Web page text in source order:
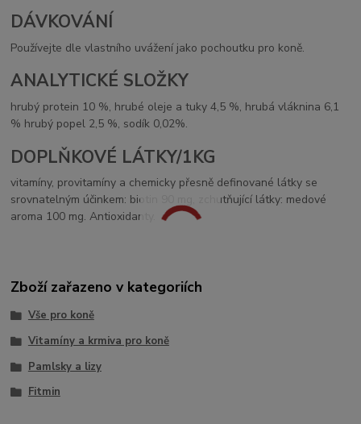
DÁVKOVÁNÍ
Používejte dle vlastního uvážení jako pochoutku pro koně.
ANALYTICKÉ SLOŽKY
hrubý protein 10 %, hrubé oleje a tuky 4,5 %, hrubá vláknina 6,1
% hrubý popel 2,5 %, sodík 0,02%.
DOPLŇKOVÉ LÁTKY/1KG
vitamíny, provitamíny a chemicky přesně definované látky se
srovnatelným účinkem: biotin 90 mg, zchutňující látky: medové
aroma 100 mg. Antioxidanty.
Zboží zařazeno v kategoriích
Vše pro koně
Vitamíny a krmiva pro koně
Pamlsky a lizy
Fitmin